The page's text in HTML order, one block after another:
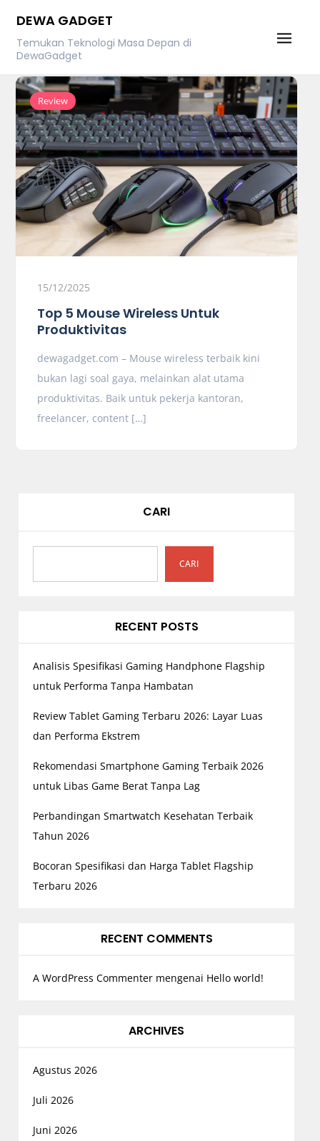
content
DEWA GADGET
Temukan Teknologi Masa Depan di
DewaGadget
Review
15/12/2025
Top 5 Mouse Wireless Untuk
Produktivitas
dewagadget.com – Mouse wireless terbaik kini
bukan lagi soal gaya, melainkan alat utama
produktivitas. Baik untuk pekerja kantoran,
freelancer, content […]
CARI
CARI
RECENT POSTS
Analisis Spesifikasi Gaming Handphone Flagship
untuk Performa Tanpa Hambatan
Review Tablet Gaming Terbaru 2026: Layar Luas
dan Performa Ekstrem
Rekomendasi Smartphone Gaming Terbaik 2026
untuk Libas Game Berat Tanpa Lag
Perbandingan Smartwatch Kesehatan Terbaik
Tahun 2026
Bocoran Spesifikasi dan Harga Tablet Flagship
Terbaru 2026
RECENT COMMENTS
A WordPress Commentermengenai Hello world!
ARCHIVES
Agustus 2026
Juli 2026
Juni 2026